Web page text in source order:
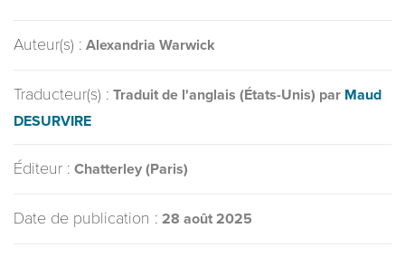
Auteur(s) : Alexandria Warwick
Traducteur(s) : Traduit de l'anglais (États-Unis) par Maud
DESURVIRE
Éditeur : Chatterley (Paris)
Date de publication : 28 août 2025